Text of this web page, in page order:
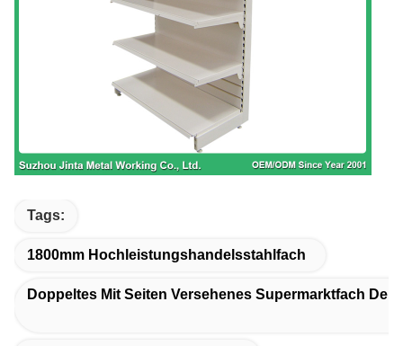
Tags:
1800mm Hochleistungshandelsstahlfach
Doppeltes Mit Seiten Versehenes Supermarktfach Der